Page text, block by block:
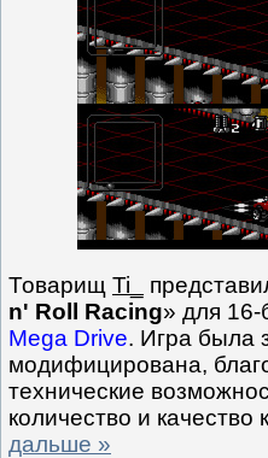
Товарищ Ti_
n' Roll Racing» для 16-
Mega Drive. Игра была
модифицирована,
технические
количество и качество
дальше »